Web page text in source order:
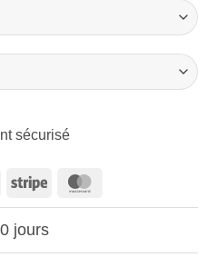
sécurisé
Stripe
jours